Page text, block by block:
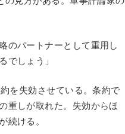
のパートナーとして重用し
でしょう」
を失効させている。条約で
重しが取れた。失効からほ
続ける。